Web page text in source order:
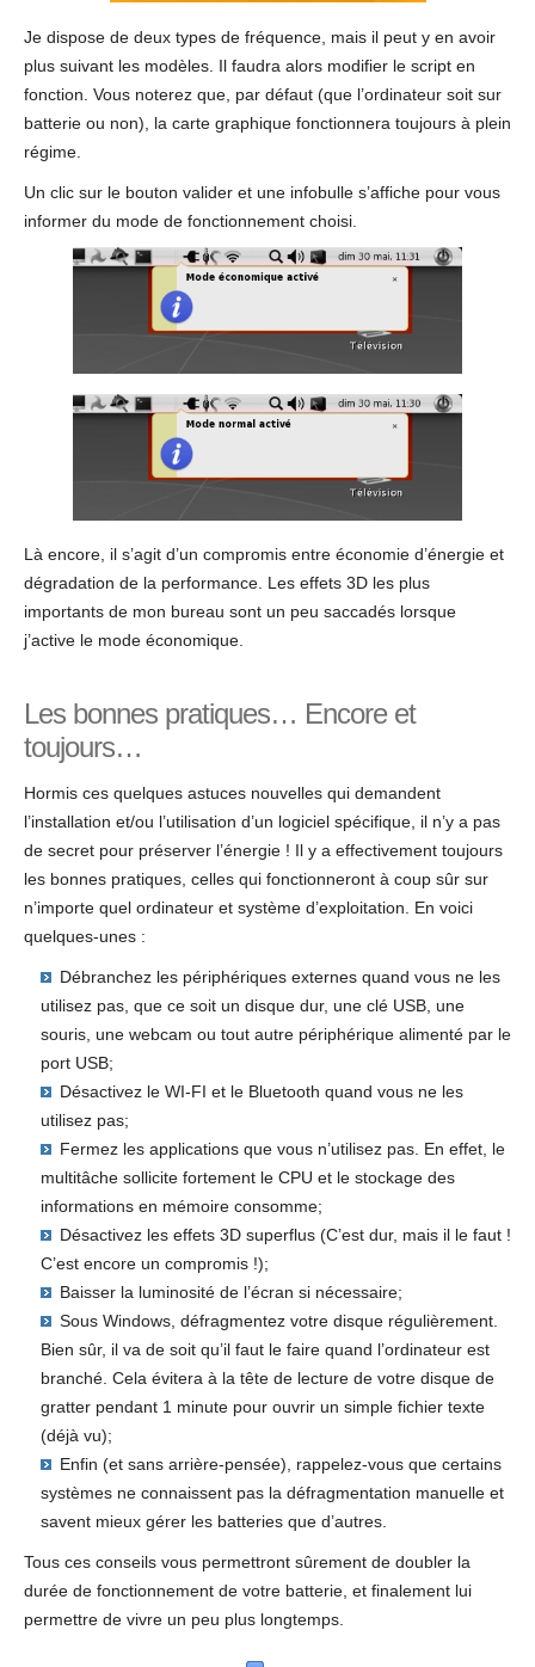
Je dispose de deux types de fréquence, mais il peut y en avoir
plus suivant les modèles. Il faudra alors modifier le script en
fonction. Vous noterez que, par défaut (que l’ordinateur soit sur
batterie ou non), la carte graphique fonctionnera toujours à plein
régime.
Un clic sur le bouton valider et une infobulle s’affiche pour vous
informer du mode de fonctionnement choisi.
Là encore, il s’agit d’un compromis entre économie d’énergie et
dégradation de la performance. Les effets 3D les plus
importants de mon bureau sont un peu saccadés lorsque
j’active le mode économique.
Les bonnes pratiques… Encore et
toujours…
Hormis ces quelques astuces nouvelles qui demandent
l’installation et/ou l’utilisation d’un logiciel spécifique, il n’y a pas
de secret pour préserver l’énergie ! Il y a effectivement toujours
les bonnes pratiques, celles qui fonctionneront à coup sûr sur
n’importe quel ordinateur et système d’exploitation. En voici
quelques-unes :
Débranchez les périphériques externes quand vous ne les
utilisez pas, que ce soit un disque dur, une clé USB, une
souris, une webcam ou tout autre périphérique alimenté par le
port USB;
Désactivez le WI-FI et le Bluetooth quand vous ne les
utilisez pas;
Fermez les applications que vous n’utilisez pas. En effet, le
multitâche sollicite fortement le CPU et le stockage des
informations en mémoire consomme;
Désactivez les effets 3D superflus (C’est dur, mais il le faut !
C’est encore un compromis !);
Baisser la luminosité de l’écran si nécessaire;
Sous Windows, défragmentez votre disque régulièrement.
Bien sûr, il va de soit qu’il faut le faire quand l’ordinateur est
branché. Cela évitera à la tête de lecture de votre disque de
gratter pendant 1 minute pour ouvrir un simple fichier texte
(déjà vu);
Enfin (et sans arrière-pensée), rappelez-vous que certains
systèmes ne connaissent pas la défragmentation manuelle et
savent mieux gérer les batteries que d’autres.
Tous ces conseils vous permettront sûrement de doubler la
durée de fonctionnement de votre batterie, et finalement lui
permettre de vivre un peu plus longtemps.